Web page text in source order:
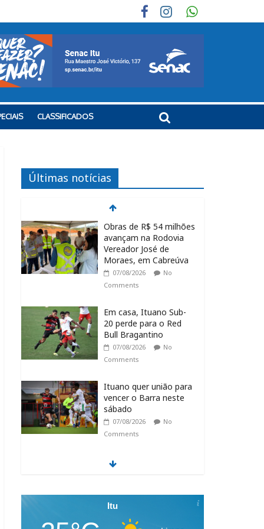
CLASSIFICADOS
Últimas notícias
Obras de R$ 54 milhões
avançam na Rodovia
Vereador José de
Moraes, em Cabreúva
07/08/2026
No
Comments
Em casa, Ituano Sub-
20 perde para o Red
Bull Bragantino
07/08/2026
No
Comments
Ituano quer união para
vencer o Barra neste
sábado
07/08/2026
No
Comments
Feira + Itu acontece
07/08/2026
No
Comments
Itu